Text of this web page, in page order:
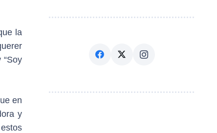
la
“Soy
en
y